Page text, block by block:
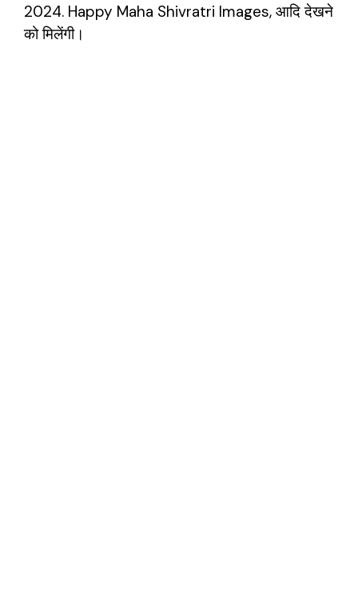
2024. Happy Maha Shivratri Images, आदि देखने
को मिलेंगी।